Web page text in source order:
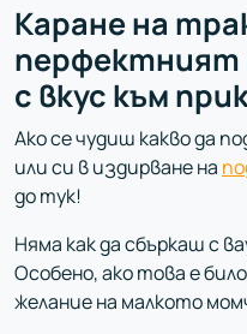
Каране на
перфектният
с вкус към
Ако се чудиш какво да
или си в издирване на
до тук!
Няма как да сбъркаш с
Особено, ако това е
желание на малкото